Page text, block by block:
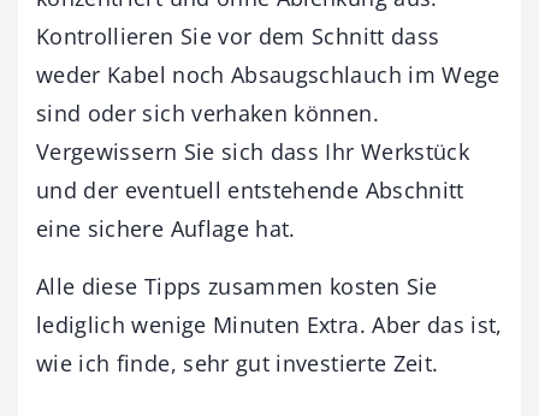
Kontrollieren Sie vor dem Schnitt dass
weder Kabel noch Absaugschlauch im Wege
sind oder sich verhaken können.
Vergewissern Sie sich dass Ihr Werkstück
und der eventuell entstehende Abschnitt
eine sichere Auflage hat.
Alle diese Tipps zusammen kosten Sie
lediglich wenige Minuten Extra. Aber das ist,
wie ich finde, sehr gut investierte Zeit.